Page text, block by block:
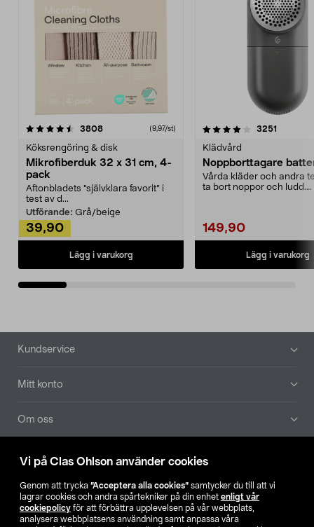
Vi på Clas Ohlson använder cookies
Genom att trycka ”Acceptera alla cookies” samtycker du till att vi
lagrar cookies och andra spårtekniker på din enhet enligt vår
cookiepolicy för att förbättra upplevelsen på vår webbplats,
analysera webbplatsens användning samt anpassa våra
3808recensioner (9,97/st)
Köksrengöring & disk
Mikrofiberduk 32 x 31 cm, 4-
pack
Aftonbladets "självklara favorit” i
test av d...
Utförande: Grå/beige
39,90
Lägg i varukorg
4.0av 5 stjärnor 3251
Klädvård
Noppborttagare
Vårda kläder och andra
ta bort noppor och ludd.
149,90
Lägg i varukorg
4.5av 5 stjärnor
Sidfot
Kundservice
Mitt konto
Om oss
Aktuellt
Våra bolag
Hitta butik